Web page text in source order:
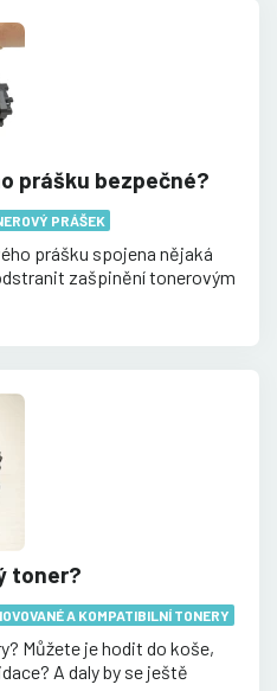
prášku bezpečné?
PRÁŠEK
prášku spojena nějaká
zašpinění tonerovým
toner?
A KOMPATIBILNÍ TONERY
Můžete je hodit do koše,
A daly by se ještě